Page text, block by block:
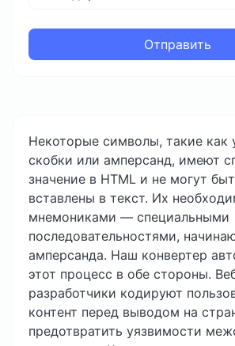
Отправить
Некоторые символы, такие как
скобки или амперсанд, имеют
значение в HTML и не могут
вставлены в текст. Их
мнемониками — специальными
последовательностями,
амперсанда. Наш конвертер
этот процесс в обе стороны.
разработчики кодируют
контент перед выводом на
предотвратить уязвимости